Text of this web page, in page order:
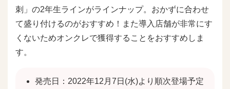
刺」の2年生ラインがラインナップ。おかずに合わせ
て盛り付けるのがおすすめ！また導入店舗が非常にす
くないためオンクレで獲得することをおすすめしま
す。
発売日：2022年12月7日(水)より順次登場予定